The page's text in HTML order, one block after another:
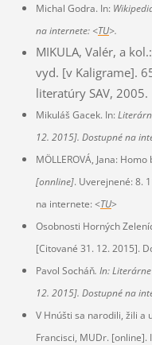
Michal Godra. In:
na internete: <TU>.
MIKULA, Valér, a kol.:
vyd. [v Kaligrame].
literatúry SAV, 2005.
Mikuláš Gacek. In:
12. 2015]. Dostupné na
MÖLLEROVÁ, Jana:
[onnline]. Uverejnené: 8.
na internete: <TU>
Osobnosti Horných
[Citované 31. 12. 2015].
Pavol Socháň. In:
12. 2015]. Dostupné na
V Hnúšti sa narodili, žili a
Francisci, MUDr. [online].